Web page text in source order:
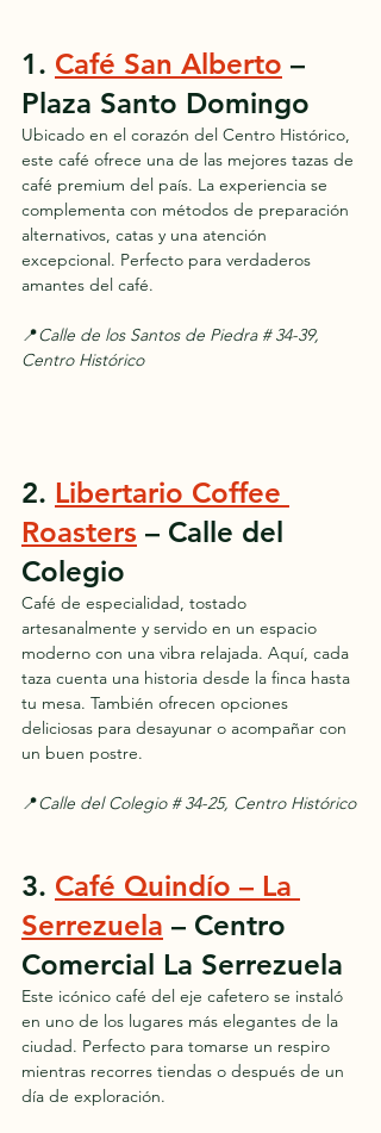
1. Café San Alberto –
Plaza Santo Domingo
Ubicado en el corazón del Centro Histórico,
este café ofrece una de las mejores tazas de
café premium del país. La experiencia se
complementa con métodos de preparación
alternativos, catas y una atención
excepcional. Perfecto para verdaderos
amantes del café.
📍Calle de los Santos de Piedra # 34-39,
Centro Histórico
2. Libertario Coffee
Roasters – Calle del
Colegio
Café de especialidad, tostado
artesanalmente y servido en un espacio
moderno con una vibra relajada. Aquí, cada
taza cuenta una historia desde la finca hasta
tu mesa. También ofrecen opciones
deliciosas para desayunar o acompañar con
un buen postre.
📍Calle del Colegio # 34-25, Centro Histórico
3. Café Quindío – La
Serrezuela – Centro
Comercial La Serrezuela
Este icónico café del eje cafetero se instaló
en uno de los lugares más elegantes de la
ciudad. Perfecto para tomarse un respiro
mientras recorres tiendas o después de un
día de exploración.